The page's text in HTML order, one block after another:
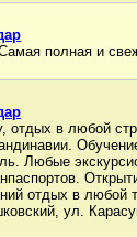
полная и
отдых в любой
Любые
отдых в любой
ул.